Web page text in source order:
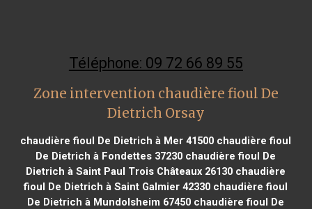
Téléphone: 09 72 66 89 55
Zone intervention chaudière fioul De
Dietrich Orsay
chaudière fioul De Dietrich à Mer 41500 chaudière fioul
De Dietrich à Fondettes 37230 chaudière fioul De
Dietrich à Saint Paul Trois Châteaux 26130 chaudière
fioul De Dietrich à Saint Galmier 42330 chaudière fioul
De Dietrich à Mundolsheim 67450 chaudière fioul De